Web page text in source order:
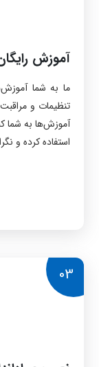
آموزش
ما به شما
تنظیمات و
آموزش‌ها به شما
استفاده کرده و
03